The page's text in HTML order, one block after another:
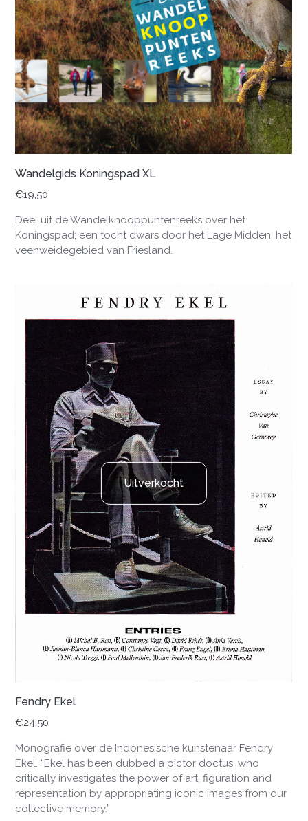
Wandelgids Koningspad XL
€19,50
Deel uit de Wandelknooppuntenreeks over het
Koningspad; een tocht dwars door het Lage Midden, het
veenweidegebied van Friesland.
Uitverkocht
Fendry Ekel
€24,50
Monografie over de Indonesische kunstenaar Fendry
Ekel. “Ekel has been dubbed a pictor doctus, who
critically investigates the power of art, figuration and
representation by appropriating iconic images from our
collective memory.”